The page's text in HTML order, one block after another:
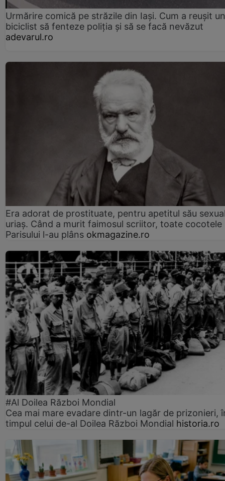
Urmărire comică pe străzile din Iași. Cum a reușit un
biciclist să fenteze poliția și să se facă nevăzut
adevarul.ro
Era adorat de prostituate, pentru apetitul său
uriaș. Când a murit faimosul scriitor, toate cocotele
Parisului l-au plâns okmagazine.ro
#Al Doilea Război Mondial
Cea mai mare evadare dintr-un lagăr de prizonieri,
timpul celui de-al Doilea Război Mondial historia.ro